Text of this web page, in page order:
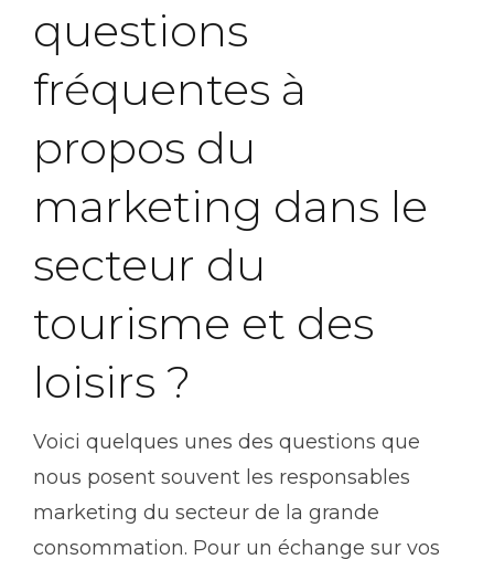
questions
fréquentes à
propos du
marketing dans le
secteur du
tourisme et des
loisirs ?
Voici quelques unes des questions que
nous posent souvent les responsables
marketing du secteur de la grande
consommation. Pour un échange sur vos